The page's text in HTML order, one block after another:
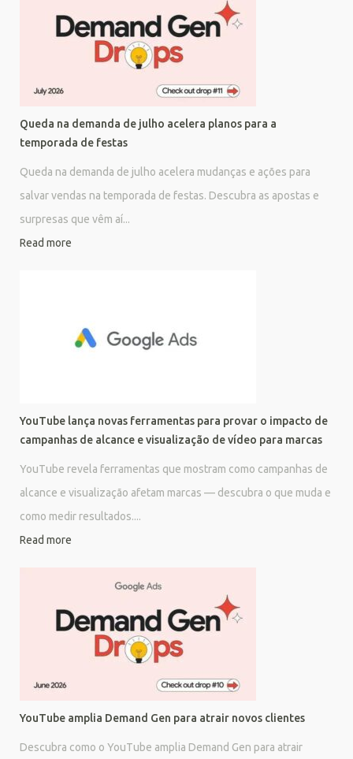
Queda na demanda de julho acelera planos para a
temporada de festas
Queda na demanda de julho acelera mudanças e ações para
salvar vendas na temporada de festas. Descubra as apostas e
surpresas que vêm aí...
Read more
YouTube lança novas ferramentas para provar o impacto de
campanhas de alcance e visualização de vídeo para marcas
YouTube revela ferramentas que mostram como campanhas de
alcance e visualização afetam marcas — descubra o que muda e
como medir resultados....
Read more
YouTube amplia Demand Gen para atrair novos clientes
Descubra como o YouTube amplia Demand Gen para atrair